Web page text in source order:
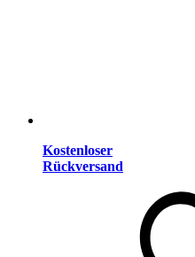
Kostenloser
Rückversand